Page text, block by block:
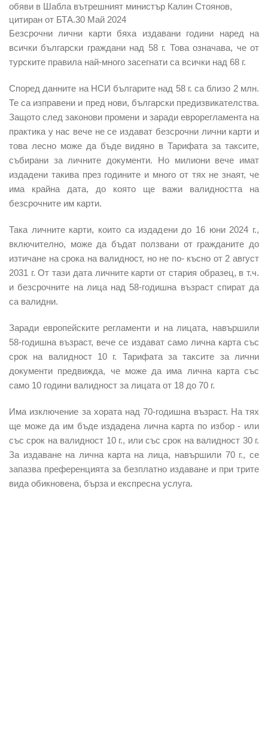
обяви в Шабла вътрешният министър Калин Стоянов,
цитиран от БТА.30 Май 2024
Безсрочни лични карти бяха издавани години наред на
всички български граждани над 58 г. Това означава, че от
турските правила най-много засегнати са всички над 68 г.
Според данните на НСИ българите над 58 г. са близо 2 млн.
Те са изправени и пред нови, български предизвикателства.
Защото след законови промени и заради еврорегламента на
практика у нас вече не се издават безсрочни лични карти и
това лесно може да бъде видяно в Тарифата за таксите,
събирани за личните документи. Но милиони вече имат
издадени такива през годините и много от тях не знаят, че
има крайна дата, до която ще важи валидността на
безсрочните им карти.
Така личните карти, които са издадени до 16 юни 2024 г.,
включително, може да бъдат ползвани от гражданите до
изтичане на срока на валидност, но не по- късно от 2 август
2031 г. От тази дата личните карти от стария образец, в т.ч.
и безсрочните на лица над 58-годишна възраст спират да
са валидни.
Заради европейските регламенти и на лицата, навършили
58-годишна възраст, вече се издават само лична карта със
срок на валидност 10 г. Тарифата за таксите за лични
документи предвижда, че може да има лична карта със
само 10 години валидност за лицата от 18 до 70 г.
Има изключение за хората над 70-годишна възраст. На тях
ще може да им бъде издадена лична карта по избор - или
със срок на валидност 10 г., или със срок на валидност 30 г.
За издаване на лична карта на лица, навършили 70 г., се
запазва преференцията за безплатно издаване и при трите
вида обикновена, бърза и експресна услуга.